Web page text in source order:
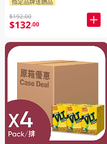
指定品牌送贈品
$192.00
$132.00